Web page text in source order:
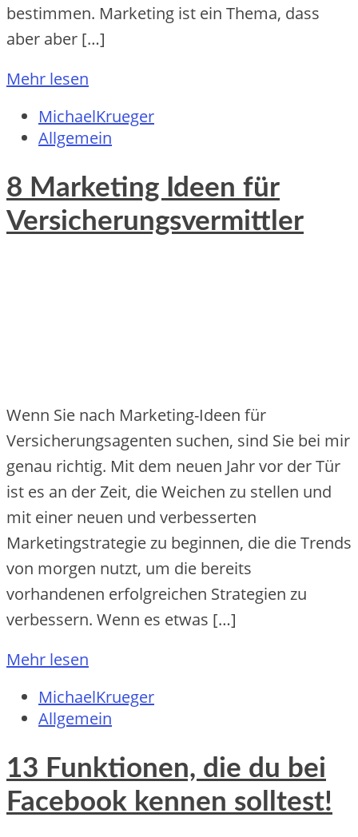
bestimmen. Marketing ist ein Thema, dass
aber aber […]
Mehr lesen
MichaelKrueger
Allgemein
8 Marketing Ideen für
Versicherungsvermittler
Wenn Sie nach Marketing-Ideen für
Versicherungsagenten suchen, sind Sie bei mir
genau richtig. Mit dem neuen Jahr vor der Tür
ist es an der Zeit, die Weichen zu stellen und
mit einer neuen und verbesserten
Marketingstrategie zu beginnen, die die Trends
von morgen nutzt, um die bereits
vorhandenen erfolgreichen Strategien zu
verbessern. Wenn es etwas […]
Mehr lesen
MichaelKrueger
Allgemein
13 Funktionen, die du bei
Facebook kennen solltest!